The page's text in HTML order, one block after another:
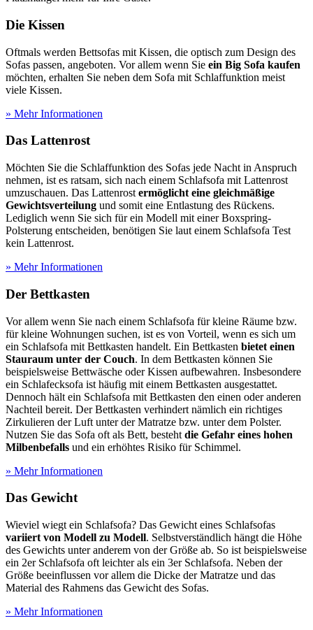
Die Kissen
Oftmals werden Bettsofas mit Kissen, die optisch zum Design des
Sofas passen, angeboten. Vor allem wenn Sie ein Big Sofa kaufen
möchten, erhalten Sie neben dem Sofa mit Schlaffunktion meist
viele Kissen.
» Mehr Informationen
Das Lattenrost
Möchten Sie die Schlaffunktion des Sofas jede Nacht in Anspruch
nehmen, ist es ratsam, sich nach einem Schlafsofa mit Lattenrost
umzuschauen. Das Lattenrost ermöglicht eine gleichmäßige
Gewichtsverteilung und somit eine Entlastung des Rückens.
Lediglich wenn Sie sich für ein Modell mit einer Boxspring-
Polsterung entscheiden, benötigen Sie laut einem Schlafsofa Test
kein Lattenrost.
» Mehr Informationen
Der Bettkasten
Vor allem wenn Sie nach einem Schlafsofa für kleine Räume bzw.
für kleine Wohnungen suchen, ist es von Vorteil, wenn es sich um
ein Schlafsofa mit Bettkasten handelt. Ein Bettkasten bietet einen
Stauraum unter der Couch. In dem Bettkasten können Sie
beispielsweise Bettwäsche oder Kissen aufbewahren. Insbesondere
ein Schlafecksofa ist häufig mit einem Bettkasten ausgestattet.
Dennoch hält ein Schlafsofa mit Bettkasten den einen oder anderen
Nachteil bereit. Der Bettkasten verhindert nämlich ein richtiges
Zirkulieren der Luft unter der Matratze bzw. unter dem Polster.
Nutzen Sie das Sofa oft als Bett, besteht die Gefahr eines hohen
Milbenbefalls und ein erhöhtes Risiko für Schimmel.
» Mehr Informationen
Das Gewicht
Wieviel wiegt ein Schlafsofa? Das Gewicht eines Schlafsofas
variiert von Modell zu Modell. Selbstverständlich hängt die Höhe
des Gewichts unter anderem von der Größe ab. So ist beispielsweise
ein 2er Schlafsofa oft leichter als ein 3er Schlafsofa. Neben der
Größe beeinflussen vor allem die Dicke der Matratze und das
Material des Rahmens das Gewicht des Sofas.
» Mehr Informationen